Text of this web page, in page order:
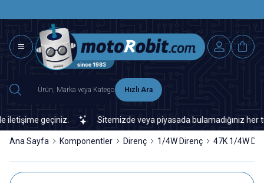
Hızlı Ara
geçiniz. Sitemizde veya piyasada bulamadığınız her
Ana Sayfa Komponentler Direnç 1/4W Direnç 47K 1/4W